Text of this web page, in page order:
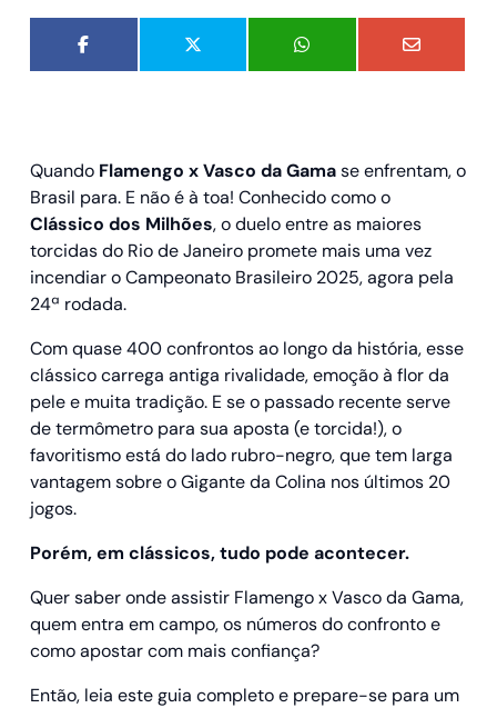
Quando Flamengo x Vasco da Gamase enfrentam, o
Brasil para. E não é à toa! Conhecido como o
Clássico dos Milhões, o duelo entre as maiores
torcidas do Rio de Janeiro promete mais uma vez
incendiar o Campeonato Brasileiro 2025, agora pela
24ª rodada.
Com quase 400 confrontos ao longo da história, esse
clássico carrega antiga rivalidade, emoção à flor da
pele e muita tradição. E se o passado recente serve
de termômetro para sua aposta (e torcida!), o
favoritismo está do lado rubro-negro, que tem larga
vantagem sobre o Gigante da Colina nos últimos 20
jogos.
Porém, em clássicos, tudo pode acontecer.
Quer saber onde assistir Flamengo x Vasco da Gama,
quem entra em campo, os números do confronto e
como apostar com mais confiança?
Então, leia este guia completo e prepare-se para um